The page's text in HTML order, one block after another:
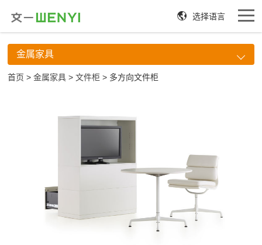
选择语言
金属家具
首页 >金属家具 >文件柜 > 多方向文件柜